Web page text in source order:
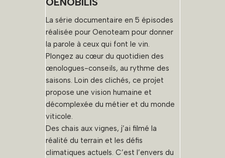
i
d
é
o
La série documentaire en 5 épisodes
réalisée pour Oenoteam pour donner
la parole à ceux qui font le vin.
Plongez au cœur du quotidien des
œnologues-conseils, au rythme des
saisons. Loin des clichés, ce projet
propose une vision humaine et
décomplexée du métier et du monde
viticole.
Des chais aux vignes, j’ai filmé la
réalité du terrain et les défis
climatiques actuels. C’est l’envers du